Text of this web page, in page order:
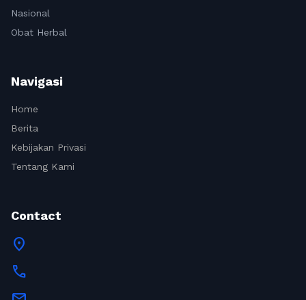
Nasional
Obat Herbal
Navigasi
Home
Berita
Kebijakan Privasi
Tentang Kami
Contact
location_on
call